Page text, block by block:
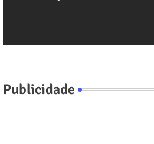
Publicidade